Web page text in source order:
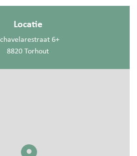
Locatie
6+
8820 Torhout